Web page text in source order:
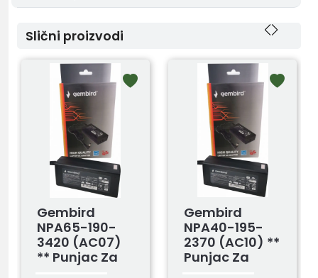
Slični proizvodi
Gembird
NPA65-190-
3420 (AC07)
** Punjac Za
Gembird
NPA40-195-
2370 (AC10) **
Punjac Za